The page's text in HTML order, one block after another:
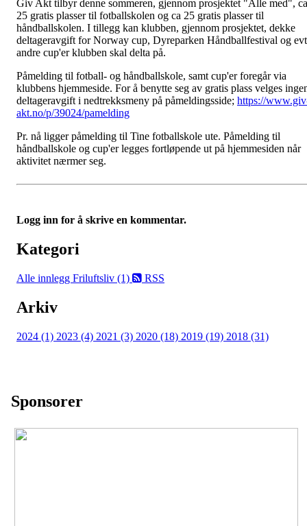
Giv Akt tilbyr denne sommeren, gjennom prosjektet "Alle med", ca
25 gratis plasser til fotballskolen og ca 25 gratis plasser til
håndballskolen. I tillegg kan klubben, gjennom prosjektet, dekke
deltageravgift for Norway cup, Dyreparken Håndballfestival og
andre cup'er klubben skal delta på.
Påmelding til fotball- og håndballskole, samt cup'er foregår via
klubbens hjemmeside. For å benytte seg av gratis plass velges
deltageravgift i nedtrekksmeny på påmeldingsside; https://
akt.no/p/39024/pamelding
Pr. nå ligger påmelding til Tine fotballskole ute. Påmelding til
håndballskole og cup'er legges fortløpende ut på hjemmesiden når
aktivitet nærmer seg.
Logg inn for å skrive en kommentar.
Kategori
Alle innlegg Friluftsliv (1) RSS
Arkiv
2024 (1) 2023 (4) 2021 (3) 2020 (18) 2019 (19) 2018 (31)
Sponsorer